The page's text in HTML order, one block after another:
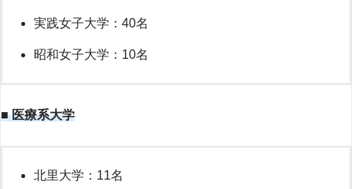
実践女子大学：40名
昭和女子大学：10名
■ 医療系大学
北里大学：11名